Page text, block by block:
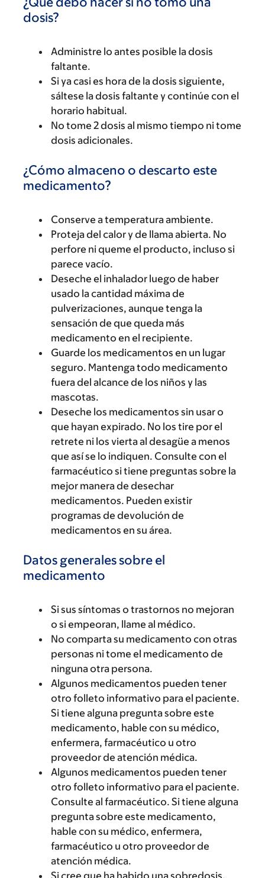
dosis?
Administre lo antes posible la dosis
faltante.
Si ya casi es hora de la dosis siguiente,
sáltese la dosis faltante y continúe con el
horario habitual.
No tome 2 dosis al mismo tiempo ni tome
dosis adicionales.
¿Cómo almaceno o descarto este
medicamento?
Conserve a temperatura ambiente.
Proteja del calor y de llama abierta. No
perfore ni queme el producto, incluso si
parece vacío.
Deseche el inhalador luego de haber
usado la cantidad máxima de
pulverizaciones, aunque tenga la
sensación de que queda más
medicamento en el recipiente.
Guarde los medicamentos en un lugar
seguro. Mantenga todo medicamento
fuera del alcance de los niños y las
mascotas.
Deseche los medicamentos sin usar o
que hayan expirado. No los tire por el
retrete ni los vierta al desagüe a menos
que así se lo indiquen. Consulte con el
farmacéutico si tiene preguntas sobre la
mejor manera de desechar
medicamentos. Pueden existir
programas de devolución de
medicamentos en su área.
Datos generales sobre el
medicamento
Si sus síntomas o trastornos no mejoran
o si empeoran, llame al médico.
No comparta su medicamento con otras
personas ni tome el medicamento de
ninguna otra persona.
Algunos medicamentos pueden tener
otro folleto informativo para el paciente.
Si tiene alguna pregunta sobre este
medicamento, hable con su médico,
enfermera, farmacéutico u otro
proveedor de atención médica.
Algunos medicamentos pueden tener
otro folleto informativo para el paciente.
Consulte al farmacéutico. Si tiene alguna
pregunta sobre este medicamento,
hable con su médico, enfermera,
farmacéutico u otro proveedor de
atención médica.
Si cree que ha habido una sobredosis,